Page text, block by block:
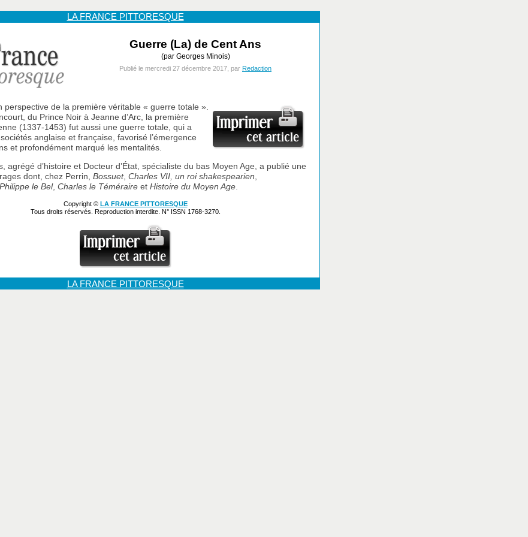
LA FRANCE PITTORESQUE
Guerre (La) de Cent Ans
(par Georges Minois)
Publié le mercredi 27 décembre 2017, par Redaction
perspective de la première véritable « guerre totale ».
du Prince Noir à Jeanne d’Arc, la première
(1337-1453) fut aussi une guerre totale, qui a
anglaise et française, favorisé l’émergence
et profondément marqué les mentalités.
agrégé d’histoire et Docteur d’État, spécialiste du bas Moyen Age, a publié une
dont, chez Perrin, Bossuet, Charles VII, un roi shakespearien
Philippe le Bel, Charles le Téméraire et Histoire du Moyen Age
Copyright © LA FRANCE PITTORESQUE
Tous droits réservés. Reproduction interdite. N° ISSN 1768-3270.
LA FRANCE PITTORESQUE